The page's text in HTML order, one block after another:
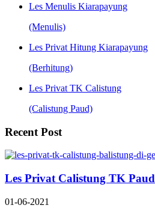
Les Menulis Kiarapayung
(Menulis)
Les Privat Hitung Kiarapayung
(Berhitung)
Les Privat TK Calistung
(Calistung Paud)
Recent Post
Les Privat Calistung TK Paud
01-06-2021